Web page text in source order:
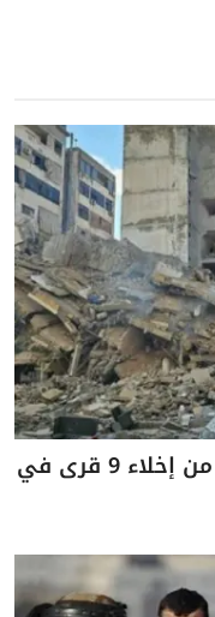
جيش الاحتلال الإسرائيلي يحذر من إخلاء 9 قرى في